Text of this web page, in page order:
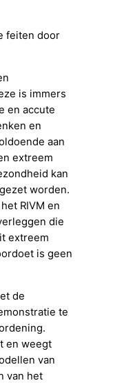
feiten door
is immers
en accute
en
aan
extreem
kan
worden.
RIVM en
die
extreem
is geen
de
te
en weegt
van
van het